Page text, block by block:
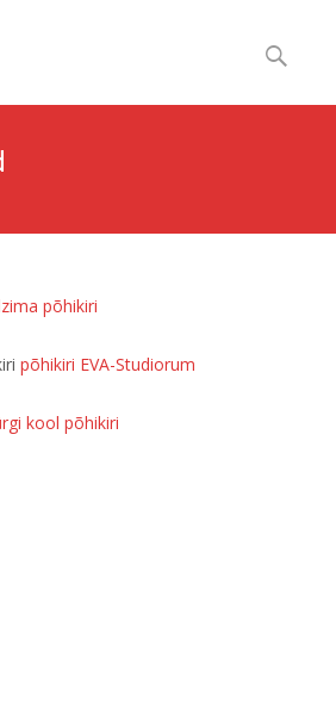
to
content
Otsi:
põhikiri
põhikiri EVA-Studiorum
kool põhikiri